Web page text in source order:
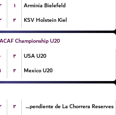
۱
Arminia Bielefeld
۲ KSV Holstein Kiel
Championship U20
۰ ۲
USA U20
۱ ۲ Mexico U20
۲
CA Independiente de La Chorrera Reserves